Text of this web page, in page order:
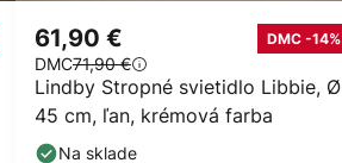
Lindby Stropné svietidlo Libbie, Ø
45 cm, ľan, krémová farba
61,90 € DMC -14%
DMC71,90 €
Na sklade